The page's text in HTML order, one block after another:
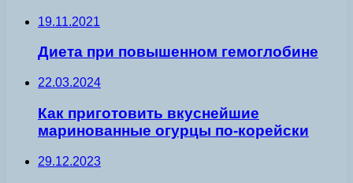
19.11.2021
Диета при повышенном гемоглобине
22.03.2024
Как приготовить вкуснейшие
маринованные огурцы по-корейски
29.12.2023